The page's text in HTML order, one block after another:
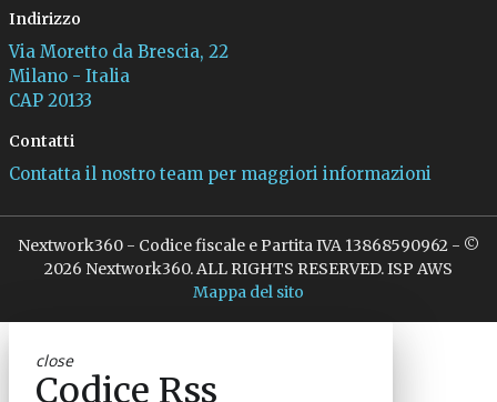
Indirizzo
Via Moretto da Brescia, 22
Milano - Italia
CAP 20133
Contatti
Contatta il nostro team per maggiori informazioni
Nextwork360 - Codice fiscale e Partita IVA 13868590962 - ©
2026 Nextwork360. ALL RIGHTS RESERVED. ISP AWS
Mappa del sito
close
Codice Rss